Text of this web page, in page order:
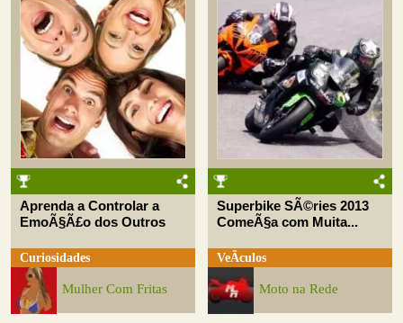
Aprenda a Controlar a
EmoÃ§Ã£o dos Outros
Curiosidades
Mulher Com Fritas
Superbike SÃ©ries 2013
ComeÃ§a com Muita...
VeÃ­culos
Moto na Rede